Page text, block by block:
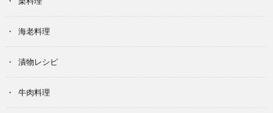
海老料理
漬物レシピ
牛肉料理